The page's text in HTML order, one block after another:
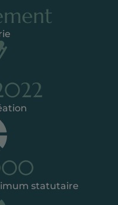
statutaire